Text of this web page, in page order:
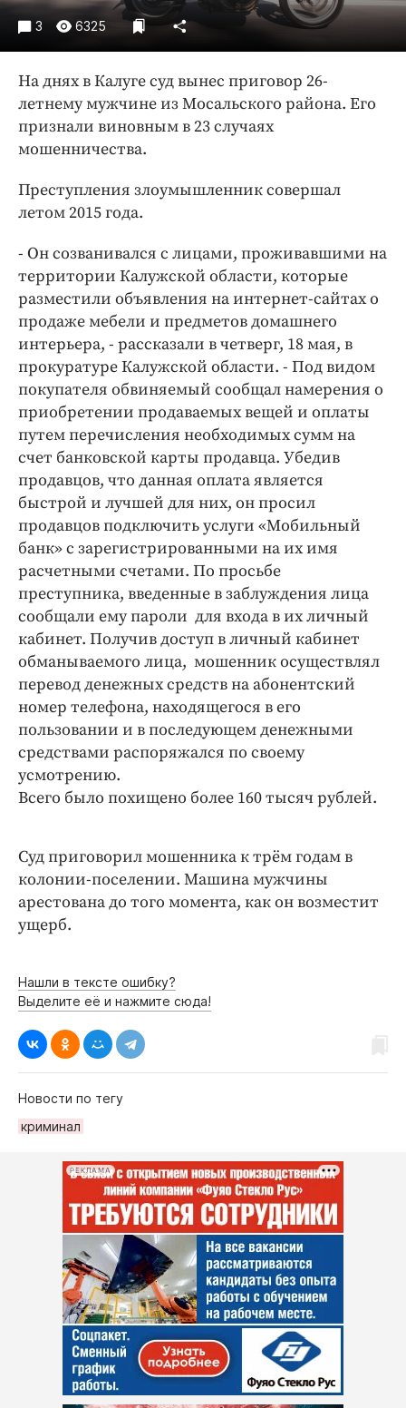
Спорт
Экономика и бизнес
ПРОЕКТЫ
Блоги
Интересное чтиво
Клиника года
Бренд года
Работодатель года
3 6325
На днях в Калуге суд вынес приговор 26-
летнему мужчине из Мосальского района. Его
признали виновным в 23 случаях
мошенничества.
Преступления злоумышленник совершал
летом 2015 года.
- Он созванивался с лицами, проживавшими на
территории Калужской области, которые
разместили объявления на интернет-сайтах о
продаже мебели и предметов домашнего
интерьера, - рассказали в четверг, 18 мая, в
прокуратуре Калужской области. - Под видом
покупателя обвиняемый сообщал намерения о
приобретении продаваемых вещей и оплаты
путем перечисления необходимых сумм на
счет банковской карты продавца. Убедив
продавцов, что данная оплата является
быстрой и лучшей для них, он просил
продавцов подключить услуги «Мобильный
банк» с зарегистрированными на их имя
расчетными счетами. По просьбе
преступника, введенные в заблуждения лица
сообщали ему пароли для входа в их личный
кабинет. Получив доступ в личный кабинет
обманываемого лица, мошенник осуществлял
перевод денежных средств на абонентский
номер телефона, находящегося в его
пользовании и в последующем денежными
средствами распоряжался по своему
усмотрению.
Всего было похищено более 160 тысяч рублей.
Суд приговорил мошенника к трём годам в
колонии-поселении. Машина мужчины
арестована до того момента, как он возместит
ущерб.
Нашли в тексте ошибку?
Выделите её и нажмите сюда!
Новости по тегу
криминал
РЕКЛАМА